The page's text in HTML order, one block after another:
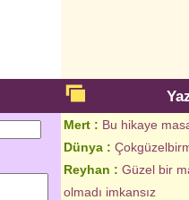
Mert : Bu hikaye
Dünya :
Reyhan : Güzel bir
olmadı imkansız